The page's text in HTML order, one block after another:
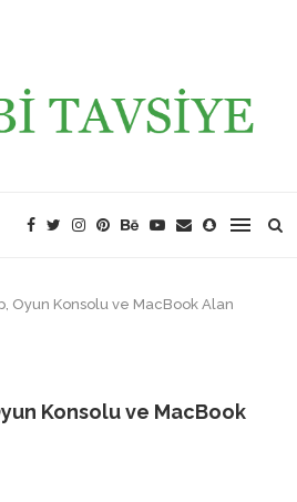
Oyun Konsolu ve MacBook Alan
Konsolu ve MacBook